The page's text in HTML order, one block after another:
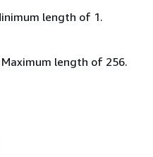
length of 1.
length of 256.